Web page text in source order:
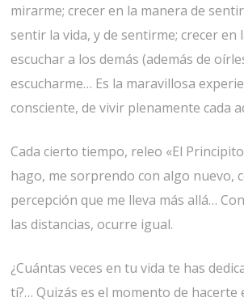
mirarme; crecer en la manera de
sentir la vida, y de sentirme; crecer en
escuchar a los demás (además de
escucharme… Es la maravillosa
consciente, de vivir plenamente cada
Cada cierto tiempo, releo «El
hago, me sorprendo con algo nuevo,
percepción que me lleva más allá…
las distancias, ocurre igual.
¿Cuántas veces en tu vida te has
tí?… Quizás es el momento de